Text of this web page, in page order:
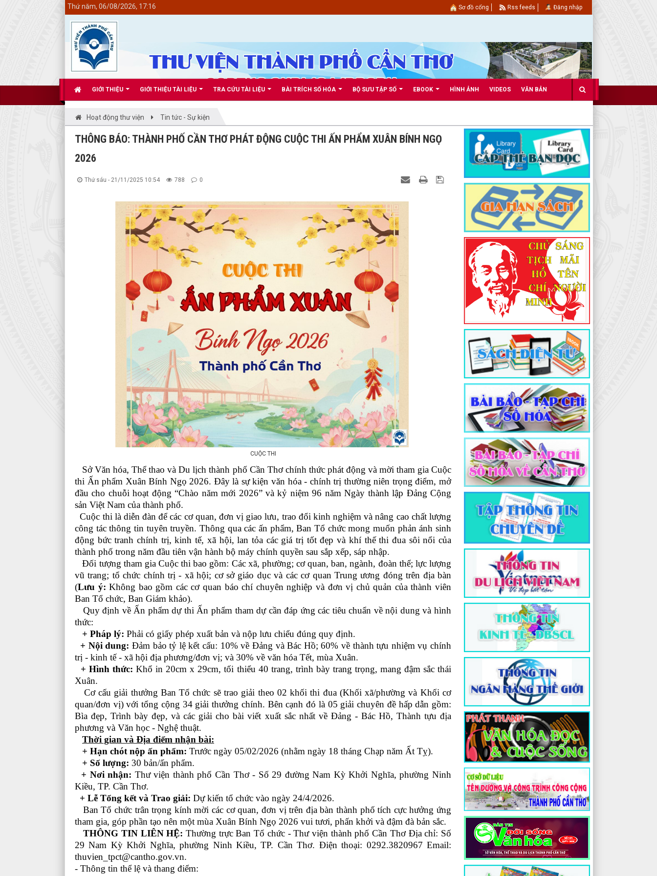
GIỚI THIỆU GIỚI THIỆU TÀI LIỆU TRA CỨU TÀI LIỆU BÀI TRÍCH SỐ HÓA BỘ SƯU TẬP SỐ EBOOK HÌNH ẢNH VIDEOS VĂN BẢN
Thứ năm, 06/08/2026, 17:16 Sơ đồ cổng Rss feeds Đăng nhập
Hoạt động thư viện Tin tức - Sự kiện
THÔNG BÁO: THÀNH PHỐ CẦN THƠ PHÁT ĐỘNG CUỘC THI ẤN PHẨM XUÂN BÍNH NGỌ
2026
Thứ sáu - 21/11/2025 10:54 788 0
CUỘC THI
Sở Văn hóa, Thể thao và Du lịch thành phố Cần Thơ chính thức phát động và mời tham gia Cuộc
thi Ấn phẩm Xuân Bính Ngọ 2026. Đây là sự kiện văn hóa - chính trị thường niên trọng điểm, mở
đầu cho chuỗi hoạt động “Chào năm mới 2026” và kỷ niệm 96 năm Ngày thành lập Đảng Cộng
sản Việt Nam của thành phố.
Cuộc thi là diễn đàn để các cơ quan, đơn vị giao lưu, trao đổi kinh nghiệm và nâng cao chất lượng
công tác thông tin tuyên truyền. Thông qua các ấn phẩm, Ban Tổ chức mong muốn phản ánh sinh
động bức tranh chính trị, kinh tế, xã hội, lan tỏa các giá trị tốt đẹp và khí thế thi đua sôi nổi của
thành phố trong năm đầu tiên vận hành bộ máy chính quyền sau sắp xếp, sáp nhập.
Đối tượng tham gia Cuộc thi bao gồm: Các xã, phường; cơ quan, ban, ngành, đoàn thể; lực lượng
vũ trang; tổ chức chính trị - xã hội; cơ sở giáo dục và các cơ quan Trung ương đóng trên địa bàn
(Lưu ý: Không bao gồm các cơ quan báo chí chuyên nghiệp và đơn vị chủ quản của thành viên
Ban Tổ chức, Ban Giám khảo).
Quy định về Ấn phẩm dự thi Ấn phẩm tham dự cần đáp ứng các tiêu chuẩn về nội dung và hình
thức:
+ Pháp lý: Phải có giấy phép xuất bản và nộp lưu chiểu đúng quy định.
+ Nội dung: Đảm bảo tỷ lệ kết cấu: 10% về Đảng và Bác Hồ; 60% về thành tựu nhiệm vụ chính
trị - kinh tế - xã hội địa phương/đơn vị; và 30% về văn hóa Tết, mùa Xuân.
+ Hình thức: Khổ in 20cm x 29cm, tối thiểu 40 trang, trình bày trang trọng, mang đậm sắc thái
Xuân.
Cơ cấu giải thưởng Ban Tổ chức sẽ trao giải theo 02 khối thi đua (Khối xã/phường và Khối cơ
quan/đơn vị) với tổng cộng 34 giải thưởng chính. Bên cạnh đó là 05 giải chuyên đề hấp dẫn gồm:
Bìa đẹp, Trình bày đẹp, và các giải cho bài viết xuất sắc nhất về Đảng - Bác Hồ, Thành tựu địa
phương và Văn học - Nghệ thuật.
Thời gian và Địa điểm nhận bài:
+ Hạn chót nộp ấn phẩm: Trước ngày 05/02/2026 (nhằm ngày 18 tháng Chạp năm Ất Tỵ).
+ Số lượng: 30 bản/ấn phẩm.
+ Nơi nhận: Thư viện thành phố Cần Thơ - Số 29 đường Nam Kỳ Khởi Nghĩa, phường Ninh
Kiều, TP. Cần Thơ.
+ Lễ Tổng kết và Trao giải: Dự kiến tổ chức vào ngày 24/4/2026.
Ban Tổ chức trân trọng kính mời các cơ quan, đơn vị trên địa bàn thành phố tích cực hưởng ứng
tham gia, góp phần tạo nên một mùa Xuân Bính Ngọ 2026 vui tươi, phấn khởi và đậm đà bản sắc.
THÔNG TIN LIÊN HỆ: Thường trực Ban Tổ chức - Thư viện thành phố Cần Thơ Địa chỉ: Số
29 Nam Kỳ Khởi Nghĩa, phường Ninh Kiều, TP. Cần Thơ. Điện thoại: 0292.3820967 Email:
thuvien_tpct@cantho.gov.vn.
- Thông tin thể lệ và thang điểm: